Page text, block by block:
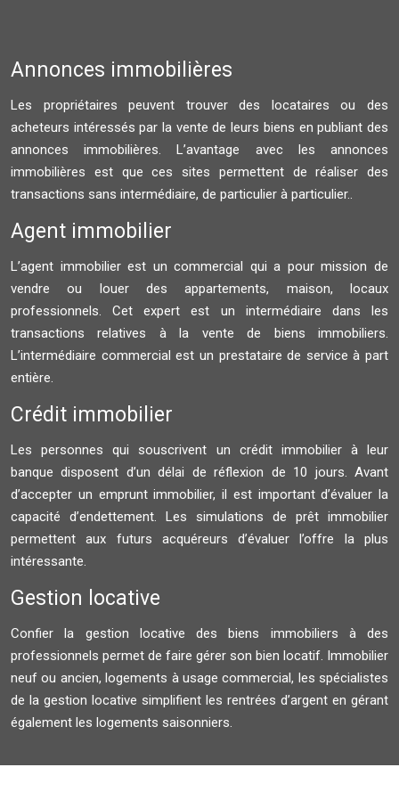
Annonces immobilières
Les propriétaires peuvent trouver des locataires ou des
acheteurs intéressés par la vente de leurs biens en publiant des
annonces immobilières. L’avantage avec les annonces
immobilières est que ces sites permettent de réaliser des
transactions sans intermédiaire, de particulier à particulier..
Agent immobilier
L’agent immobilier est un commercial qui a pour mission de
vendre ou louer des appartements, maison, locaux
professionnels. Cet expert est un intermédiaire dans les
transactions relatives à la vente de biens immobiliers.
L’intermédiaire commercial est un prestataire de service à part
entière.
Crédit immobilier
Les personnes qui souscrivent un crédit immobilier à leur
banque disposent d’un délai de réflexion de 10 jours. Avant
d’accepter un emprunt immobilier, il est important d’évaluer la
capacité d’endettement. Les simulations de prêt immobilier
permettent aux futurs acquéreurs d’évaluer l’offre la plus
intéressante.
Gestion locative
Confier la gestion locative des biens immobiliers à des
professionnels permet de faire gérer son bien locatif. Immobilier
neuf ou ancien, logements à usage commercial, les spécialistes
de la gestion locative simplifient les rentrées d’argent en gérant
également les logements saisonniers.